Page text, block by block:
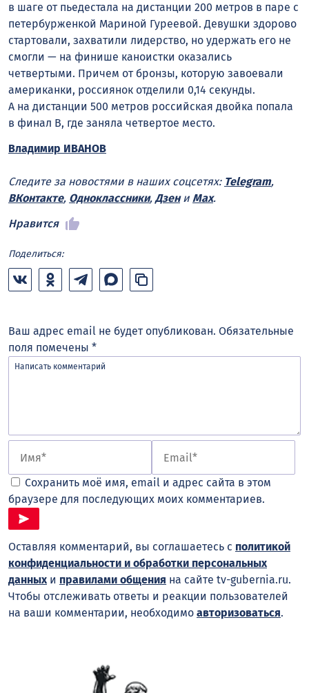
в шаге от пьедестала на дистанции 200 метров в паре с
петербурженкой Мариной Гуреевой. Девушки здорово
стартовали, захватили лидерство, но удержать его не
смогли — на финише каноистки оказались
четвертыми. Причем от бронзы, которую завоевали
американки, россиянок отделили 0,14 секунды.
А на дистанции 500 метров российская двойка попала
в финал В, где заняла четвертое место.
Владимир ИВАНОВ
Следите за новостями в наших соцсетях: Telegram,
ВКонтакте, Одноклассники, Дзени Max.
Нравится
Поделиться:
Ваш адрес email не будет опубликован. Обязательные
поля помечены *
Сохранить моё имя, email и адрес сайта в этом
браузере для последующих моих комментариев.
Оставляя комментарий, вы соглашаетесь с политикой
конфиденциальности и обработки персональных
данныхи правилами общения на сайте tv-gubernia.ru.
Чтобы отслеживать ответы и реакции пользователей
на ваши комментарии, необходимо авторизоваться.